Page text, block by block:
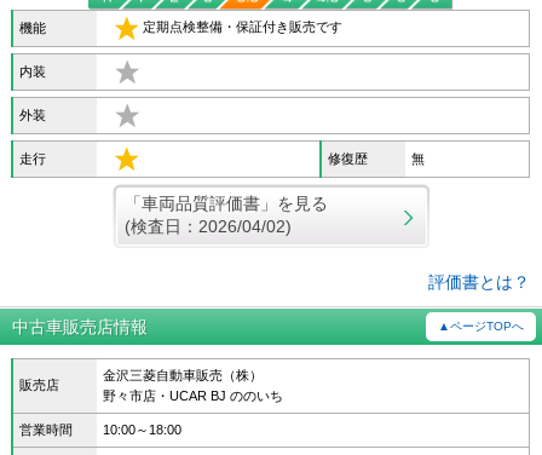
機能 定期点検整備・保証付き販売です
内装
外装
走行 修復歴 無
「車両品質評価書」を見る
(検査日：2026/04/02)
評価書とは？
中古車販売店情報 ▲ページTOPへ
販売店
金沢三菱自動車販売（株）
野々市店・UCAR BJ ののいち
営業時間 10:00～18:00